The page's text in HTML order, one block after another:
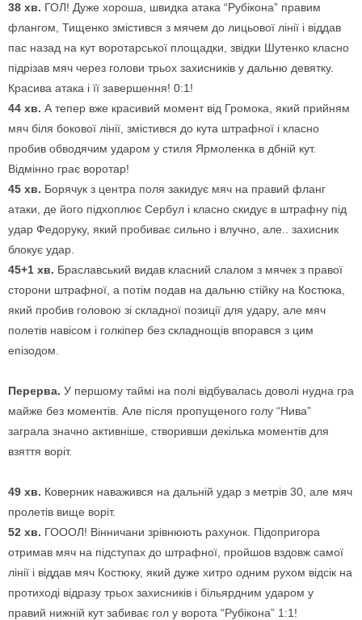
38 хв. ГОЛ! Дуже хороша, швидка атака “Рубікона” правим
флангом, Тищенко змістився з мячем до лицьової лінії і віддав
пас назад на кут воротарської площадки, звідки Шутенко класно
підрізав мяч через голови трьох захисників у дальню девятку.
Красива атака і її завершення! 0:1!
44 хв. А тепер вже красивий момент від Громока, який прийням
мяч біля бокової лінії, змістився до кута штрафної і класно
пробив обводячим ударом у стиля Ярмоленка в дбній кут.
Відмінно грає воротар!
45 хв. Борячук з центра поля закидує мяч на правий фланг
атаки, де його підхоплює Сербул і класно скидує в штрафну під
удар Федоруку, який пробиває сильно і влучно, але.. захисник
блокує удар.
45+1 хв. Браславський видав класний слалом з мячек з правої
сторони штрафної, а потім подав на дальню стійку на Костюка,
який пробив головою зі складної позиції для удару, але мяч
полетів навісом і голкіпер без складнощів впорався з цим
епізодом.
Перерва. У першому таймі на полі відбувалась доволі нудна гра
майже без моментів. Але після пропущеного голу “Нива”
заграла значно активніше, створивши декілька моментів для
взяття воріт.
49 хв. Коверник наважився на дальній удар з метрів 30, але мяч
пролетів вище воріт.
52 хв. ГОООЛ! Вінничани зрівнюють рахунок. Підопригора
отримав мяч на підступах до штрафної, пройшов вздовж самої
лінії і віддав мяч Костюку, який дуже хитро одним рухом відсік на
протиході відразу трьох захисників і більярдним ударом у
правий нижній кут забиває гол у ворота “Рубікона” 1:1!